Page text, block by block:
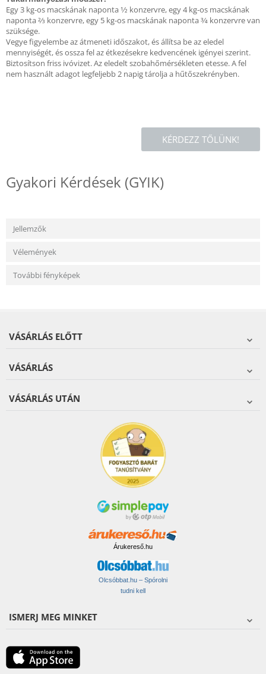
Egy 3 kg-os macskának naponta 1⁄2 konzervre, egy 4 kg-os macskának
naponta 2⁄3 konzervre, egy 5 kg-os macskának naponta 3⁄4 konzervre van
szüksége.
Vegye figyelembe az átmeneti időszakot, és állítsa be az eledel
mennyiségét, és ossza fel az étkezésekre kedvencének igényei szerint.
Biztosítson friss ivóvizet. Az eledelt szobahőmérsékleten etesse. A fel
nem használt adagot legfeljebb 2 napig tárolja a hűtőszekrényben.
KÉRDEZZ TŐLÜNK!
Gyakori Kérdések (GYIK)
Jellemzők
Vélemények
További fényképek
VÁSÁRLÁS ELŐTT
VÁSÁRLÁS
VÁSÁRLÁS UTÁN
Árukereső.hu
Olcsóbbat.hu – Spórolni
tudni kell
ISMERJ MEG MINKET